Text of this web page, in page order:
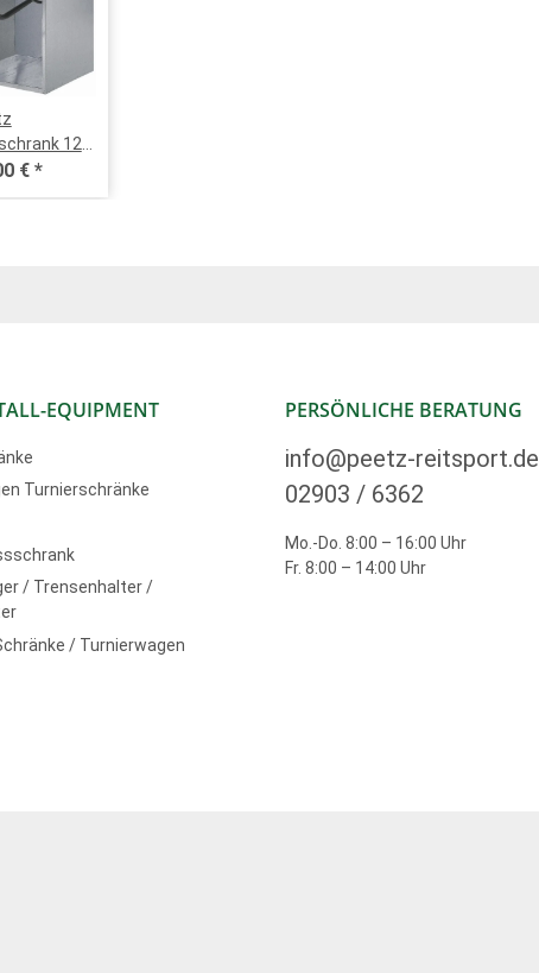
120
1
€ *
EQUIPMENT
Turnierschränke
/ Trensenhalter /
/ Turnierwagen
PERSÖNLICHE BERATUNG
info@peetz-reitsport.de
02903 / 6362
Mo.-Do. 8:00 – 16:00 Uhr
Fr. 8:00 – 14:00 Uhr